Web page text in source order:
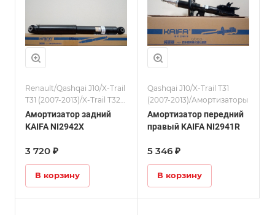
Renault/Qashqai J10/X-Trail
T31 (2007-2013)/X-Trail T32/
Амортизаторы
Амортизатор задний
KAIFA NI2942X
3 720 ₽
В корзину
Qashqai J10/X-Trail T31
(2007-2013)/Амортизаторы
Амортизатор передний
правый KAIFA NI2941R
5 346 ₽
В корзину